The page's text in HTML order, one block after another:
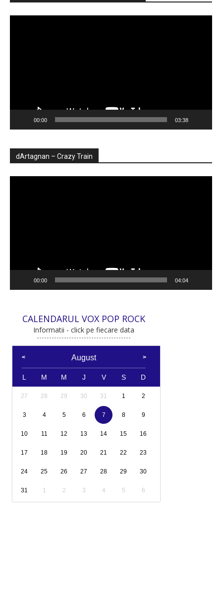
00:00 03:38
dArtagnan – Crazy Train
00:00 04:04
CALENDARUL VOX POP ROCK
Informatii - click pe fiecare data
August
L M M J V S D
27 28 29 30 31 1 2
3 4 5 6 7 8 9
10 11 12 13 14 15 16
17 18 19 20 21 22 23
24 25 26 27 28 29 30
31 1 2 3 4 5 6